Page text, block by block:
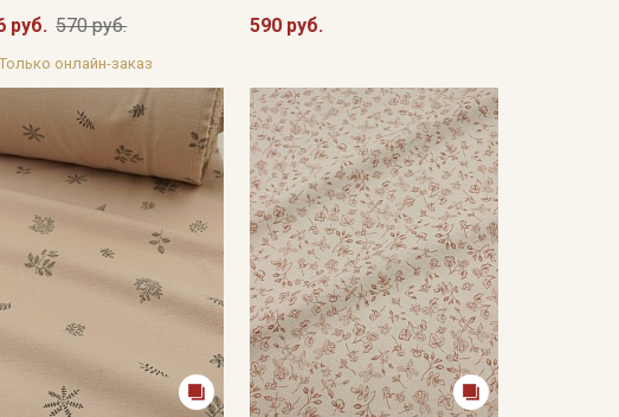
руб. 570 руб.
Только онлайн-заказ
590 руб.